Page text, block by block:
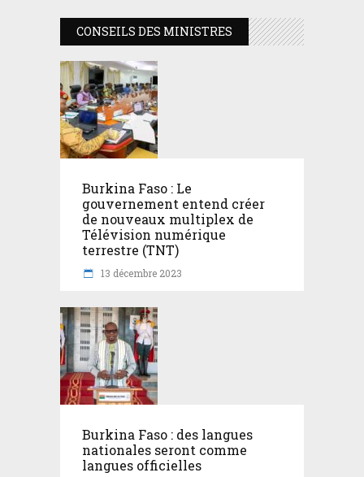
CONSEILS DES MINISTRES
Burkina Faso : Le
gouvernement entend créer
de nouveaux multiplex de
Télévision numérique
terrestre (TNT)
13 décembre 2023
Burkina Faso : des langues
nationales seront comme
langues officielles